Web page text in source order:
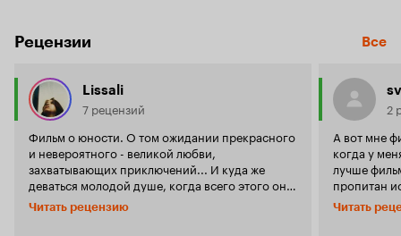
Рецензии Все
Lissali
7 рецензий
Фильм о юности. О том ожидании прекрасного
и невероятного - великой любви,
захватывающих приключений... И куда же
деваться молодой душе, когда всего этого она
не находит в реальном мире? Есть вариант
погрузиться в чужую фантазию: книги, фильмы.
Читать рецензию
2
А вот мне
когда у
лучше
пропитан
Читать